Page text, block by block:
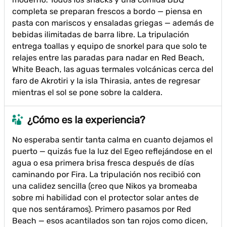
completa se preparan frescos a bordo — piensa en
pasta con mariscos y ensaladas griegas — además de
bebidas ilimitadas de barra libre. La tripulación
entrega toallas y equipo de snorkel para que solo te
relajes entre las paradas para nadar en Red Beach,
White Beach, las aguas termales volcánicas cerca del
faro de Akrotiri y la isla Thirasia, antes de regresar
mientras el sol se pone sobre la caldera.
¿Cómo es la experiencia?
No esperaba sentir tanta calma en cuanto dejamos el
puerto — quizás fue la luz del Egeo reflejándose en el
agua o esa primera brisa fresca después de días
caminando por Fira. La tripulación nos recibió con
una calidez sencilla (creo que Nikos ya bromeaba
sobre mi habilidad con el protector solar antes de
que nos sentáramos). Primero pasamos por Red
Beach — esos acantilados son tan rojos como dicen,